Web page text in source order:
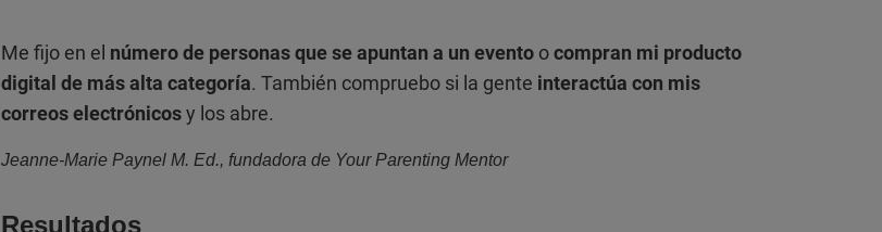
Me fijo en el número de personas que se apuntan a un evento ocompran mi producto
digital de más alta categoría. También compruebo si la gente interactúa con mis
correos electrónicosy los abre.
Jeanne-Marie Paynel M. Ed., fundadora de Your Parenting Mentor
Resultados